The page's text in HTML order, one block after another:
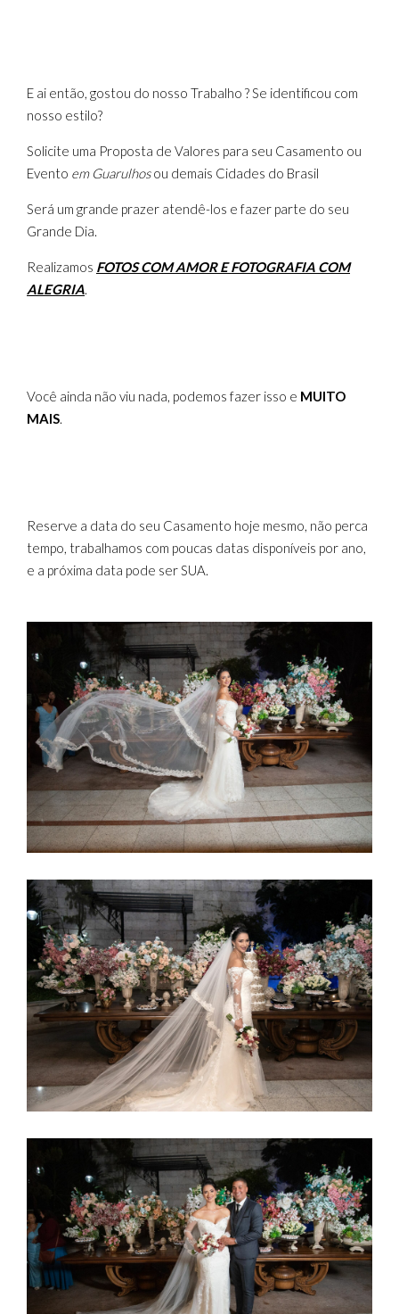
E ai então, gostou do nosso Trabalho ? Se identificou com
nosso estilo?
Solicite uma Proposta de Valores para seu Casamento ou
Evento em Guarulhosou demais Cidades do Brasil
Será um grande prazer atendê-los e fazer parte do seu
Grande Dia.
Realizamos FOTOS COM AMOR E FOTOGRAFIA COM
ALEGRIA.
Você ainda não viu nada, podemos fazer isso e MUITO
MAIS.
Reserve a data do seu Casamento hoje mesmo, não perca
tempo, trabalhamos com poucas datas disponíveis por ano,
e a próxima data pode ser SUA.